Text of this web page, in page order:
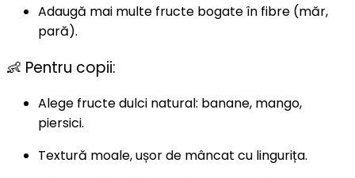
Adaugă mai multe fructe bogate în fibre (măr,
pară).
👶 Pentru copii:
Alege fructe dulci natural: banane, mango,
piersici.
Textură moale, ușor de mâncat cu lingurița.